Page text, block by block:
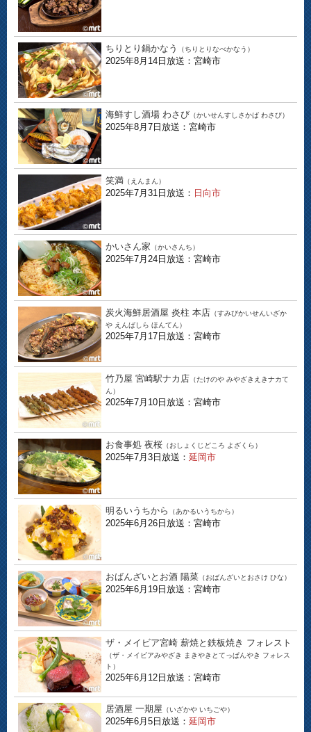
ちりとり鍋かなう （ちりとりなべかなう）
2025年8月14日放送：宮崎市
海鮮すし酒場 わさび （かいせんすしさかば わさび）
2025年8月7日放送：宮崎市
笑満 （えんまん）
2025年7月31日放送： 日向市
かいさん家 （かいさんち）
2025年7月24日放送：宮崎市
炭火海鮮居酒屋 炎柱 本店 （すみびかいせんいざか
や えんばしら ほんてん）
2025年7月17日放送：宮崎市
竹乃屋 宮崎駅ナカ店 （たけのや みやざきえきナカて
ん）
2025年7月10日放送：宮崎市
お食事処 夜桜 （おしょくじどころ よざくら）
2025年7月3日放送： 延岡市
明るいうちから （あかるいうちから）
2025年6月26日放送：宮崎市
おばんざいとお酒 陽菜 （おばんざいとおさけ ひな）
2025年6月19日放送：宮崎市
ザ・メイビア宮崎 薪焼と鉄板焼き フォレスト
（ザ・メイビアみやざき まきやきとてっぱんやき フォレス
ト）
2025年6月12日放送：宮崎市
居酒屋 一期屋 （いざかや いちごや）
2025年6月5日放送： 延岡市